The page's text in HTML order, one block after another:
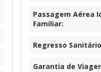
Passagem Aérea
Familiar:
Regresso Sanitário
Garantia de